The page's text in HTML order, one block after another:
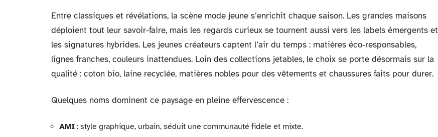
Entre classiques et révélations, la scène mode jeune s’enrichit chaque saison. Les grandes maisons
déploient tout leur savoir-faire, mais les regards curieux se tournent aussi vers les labels émergents et
les signatures hybrides. Les jeunes créateurs captent l’air du temps : matières éco-responsables,
lignes franches, couleurs inattendues. Loin des collections jetables, le choix se porte désormais sur la
qualité : coton bio, laine recyclée, matières nobles pour des vêtements et chaussures faits pour durer.
Quelques noms dominent ce paysage en pleine effervescence :
AMI : style graphique, urbain, séduit une communauté fidèle et mixte.